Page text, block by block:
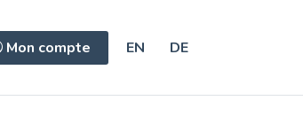
Mon compte EN DE